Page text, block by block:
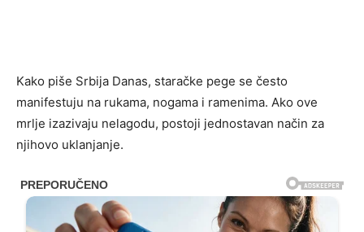
Kako piše Srbija Danas, staračke pege se često
manifestuju na rukama, nogama i ramenima. Ako ove
mrlje izazivaju nelagodu, postoji jednostavan način za
njihovo uklanjanje.